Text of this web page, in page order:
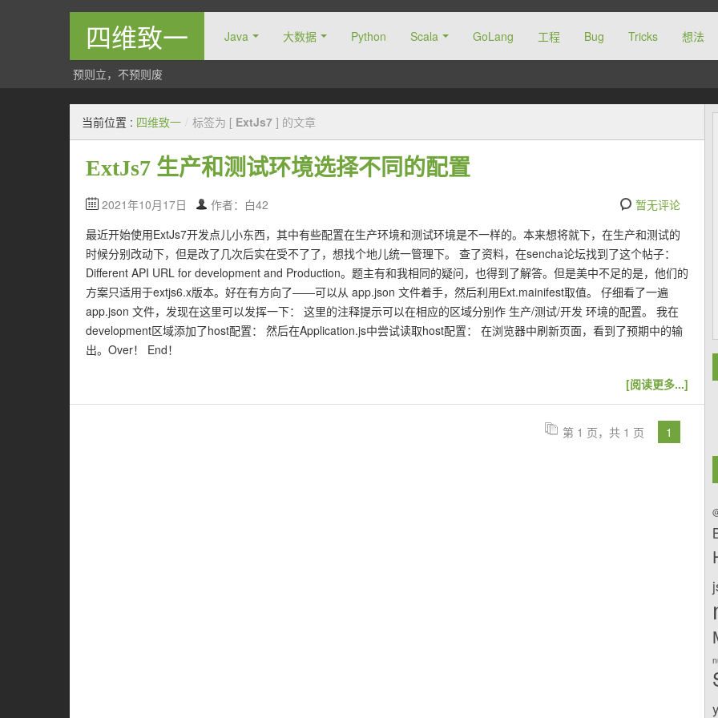
四维致一 Java 大数据 Python Scala GoLang 工程 Bug Tricks 想法
预则立，不预则废
当前位置 : 四维致一 / 标签为 [ ExtJs7 ] 的文章
ExtJs7 生产和测试环境选择不同的配置
2021年10月17日 作者：白42
暂无评论
最近开始使用ExtJs7开发点儿小东西，其中有些配置在生产环境和测试环境是不一样的。本来想将就下，在生产和测试的
时候分别改动下，但是改了几次后实在受不了了，想找个地儿统一管理下。 查了资料，在sencha论坛找到了这个帖子：
Different API URL for development and Production。题主有和我相同的疑问，也得到了解答。但是美中不足的是，他们的
方案只适用于extjs6.x版本。好在有方向了——可以从 app.json 文件着手，然后利用Ext.mainifest取值。 仔细看了一遍
app.json 文件，发现在这里可以发挥一下： 这里的注释提示可以在相应的区域分别作 生产/测试/开发 环境的配置。 我在
development区域添加了host配置： 然后在Application.js中尝试读取host配置： 在浏览器中刷新页面，看到了预期中的输
出。Over！ End！
[阅读更多...]
第 1 页，共 1 页 1